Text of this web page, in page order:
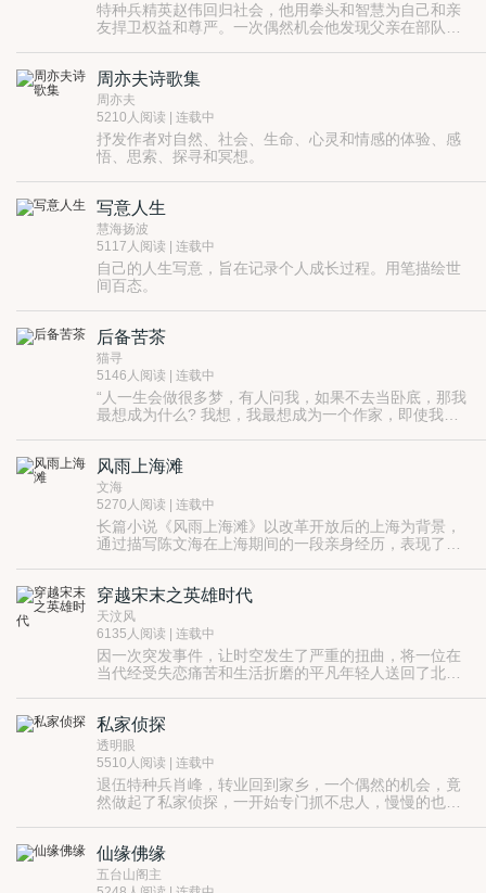
特种兵精英赵伟回归社会，他用拳头和智慧为自己和亲
友捍卫权益和尊严。一次偶然机会他发现父亲在部队牺
之路。
周亦夫诗歌集
周亦夫
5210人阅读 | 连载中
抒发作者对自然、社会、生命、心灵和情感的体验、感
悟、思索、探寻和冥想。
写意人生
慧海扬波
5117人阅读 | 连载中
自己的人生写意，旨在记录个人成长过程。用笔描绘世
间百态。
后备苦茶
猫寻
5146人阅读 | 连载中
“人一生会做很多梦，有人问我，如果不去当卧底，那我
最想成为什么? 我想，我最想成为一个作家，即使我并
个人都好像一本书，翻下去，总会有不同的故事发生。”
风雨上海滩
文海
5270人阅读 | 连载中
长篇小说《风雨上海滩》以改革开放后的上海为背景，
通过描写陈文海在上海期间的一段亲身经历，表现了以
知识分子，是一部充满现实主义精神和浪漫主义情怀的
长篇小说。
穿越宋末之英雄时代
天汶风
6135人阅读 | 连载中
因一次突发事件，让时空发生了严重的扭曲，将一位在
当代经受失恋痛苦和生活折磨的平凡年轻人送回了北宋
体汉人遭受浩劫，因此，他立志让外族不敢对中原发起
侵略。
但是，年轻人没有注意到的是，这次穿越，不只有他一
个活人，还有另一个人，他从坟墓中苏醒，并爬了出
来。他以恶毒的眼光，窥视着这一切，并准备随时夺走
这个年轻人的一切，同时，他要把汉人的江山搞个天翻
地覆，让整个中华民族的命运陷入水深火热之中。且看
在中国古代的北宋末年，两个穿越者如何对决。
私家侦探
透明眼
5510人阅读 | 连载中
退伍特种兵肖峰，转业回到家乡，一个偶然的机会，竟
然做起了私家侦探，一开始专门抓不忠人，慢慢的也有
事情……故事就这样展开了，肖峰带领着他的团队默默
的与黑恶势力做着斗争……
仙缘佛缘
五台山阁主